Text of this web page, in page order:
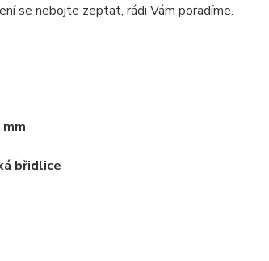
se nebojte zeptat, rádi Vám poradíme.
břidlice